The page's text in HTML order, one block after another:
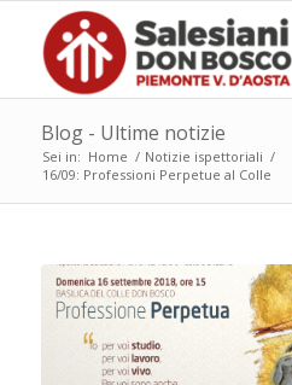
Blog - Ultime notizie
Sei in: Home / Notizie ispettoriali /
16/09: Professioni Perpetue al Colle